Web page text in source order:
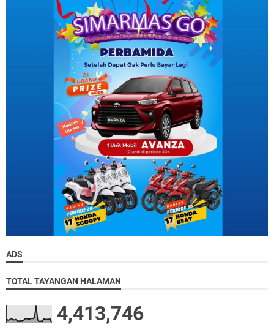
ADS
TOTAL TAYANGAN HALAMAN
4,413,746